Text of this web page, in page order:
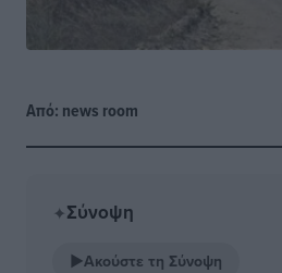
Από: news room
✦Σύνοψη
▶Ακούστε τη Σύνοψη